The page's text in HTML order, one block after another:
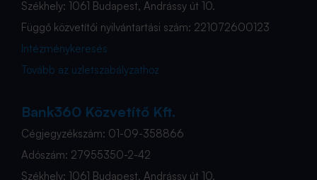
Székhely: 1061 Budapest, Andrássy út 10.
Függő közvetítői nyilvántartási szám: 221072600123
Intézménykeresés
Tovább az üzletszabályzathoz
Bank360 Közvetítő Kft.
Cégjegyzékszám: 01-09-358866
Adószám: 27955350-2-42
Székhely: 1061 Budapest, Andrássy út 10.